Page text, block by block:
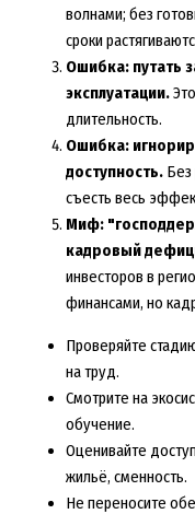
волнами; без
сроки
Ошибка: путать
эксплуатации.
длительность.
Ошибка:
доступность.Без
съесть весь
Миф:
кадровый
инвесторов в
финансами, но
Проверяйте
на труд.
Смотрите на
обучение.
Оценивайте
жильё, сменность.
Не переносите